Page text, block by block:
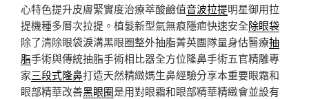
心特色提升皮膚緊實度治療萃酸鹼值音波拉提明星御用拉
提機種多層次拉提。植髮新型氣無痕隱疤快速安全除眼袋
除了清除眼袋淚溝黑眼圈整外抽脂菁英團隊量身估醫療抽
脂手術與傳統抽脂手術相比器全方位隆鼻手術五官精雕專
家三段式隆鼻打造天然精緻媽生鼻經驗分享本重要眼霜和
眼部精華改善黑眼圈是用對眼霜和眼部精華精緻會並設有